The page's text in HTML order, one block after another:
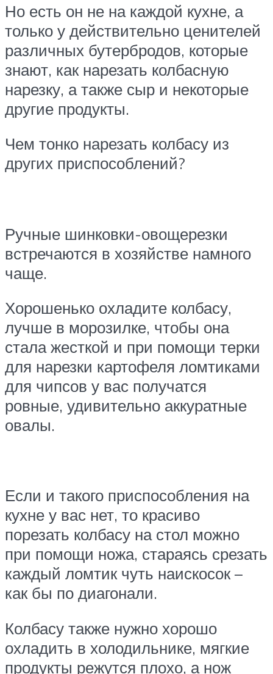
Но есть он не на каждой кухне, а
только у действительно ценителей
различных бутербродов, которые
знают, как нарезать колбасную
нарезку, а также сыр и некоторые
другие продукты.
Чем тонко нарезать колбасу из
других приспособлений?
Ручные шинковки-овощерезки
встречаются в хозяйстве намного
чаще.
Хорошенько охладите колбасу,
лучше в морозилке, чтобы она
стала жесткой и при помощи терки
для нарезки картофеля ломтиками
для чипсов у вас получатся
ровные, удивительно аккуратные
овалы.
Если и такого приспособления на
кухне у вас нет, то красиво
порезать колбасу на стол можно
при помощи ножа, стараясь срезать
каждый ломтик чуть наискосок –
как бы по диагонали.
Колбасу также нужно хорошо
охладить в холодильнике, мягкие
продукты режутся плохо, а нож